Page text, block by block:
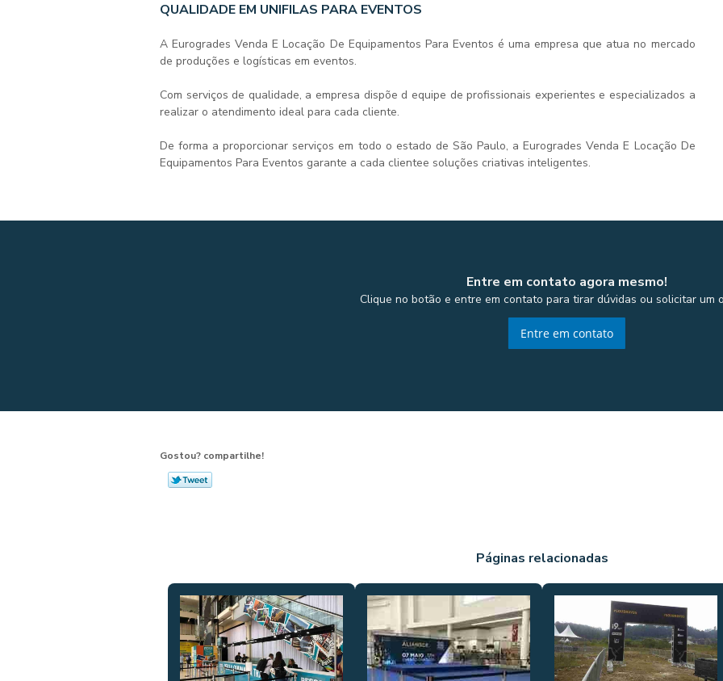
QUALIDADE EM UNIFILAS PARA EVENTOS
A Eurogrades Venda E Locação De Equipamentos Para Eventos é uma empresa que atua no mercado
de produções e logísticas em eventos.
Com serviços de qualidade, a empresa dispõe d equipe de profissionais experientes e especializados a
realizar o atendimento ideal para cada cliente.
De forma a proporcionar serviços em todo o estado de São Paulo, a Eurogrades Venda E Locação De
Equipamentos Para Eventos garante a cada clientee soluções criativas inteligentes.
Entre em contato agora mesmo!
Clique no botão e entre em contato para tirar dúvidas ou solicitar um
Entre em contato
Gostou? compartilhe!
Páginas relacionadas